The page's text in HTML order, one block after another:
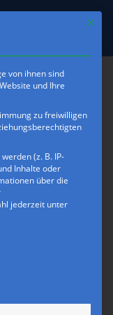
Mit
von ihnen sind
und Ihre
zu freiwilligen
(z. B. IP-
Inhalte oder
über die
jederzeit unter
für die eine